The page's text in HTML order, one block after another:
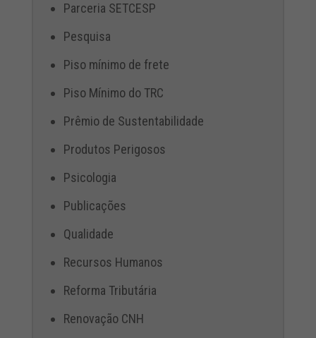
Parceria SETCESP
Pesquisa
Piso mínimo de frete
Piso Mínimo do TRC
Prêmio de Sustentabilidade
Produtos Perigosos
Psicologia
Publicações
Qualidade
Recursos Humanos
Reforma Tributária
Renovação CNH